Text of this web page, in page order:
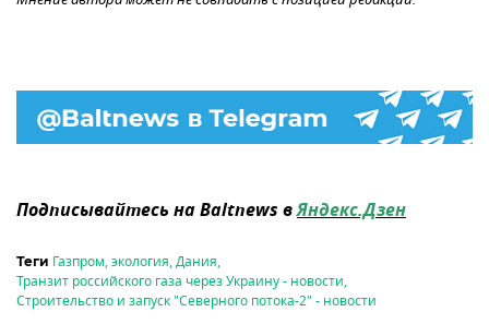
Подписывайтесь на Baltnews вЯндекс.Дзен
Теги Газпром,экология,Дания,
Транзит российского газа через Украину - новости,
Строительство и запуск "Северного потока-2" - новости